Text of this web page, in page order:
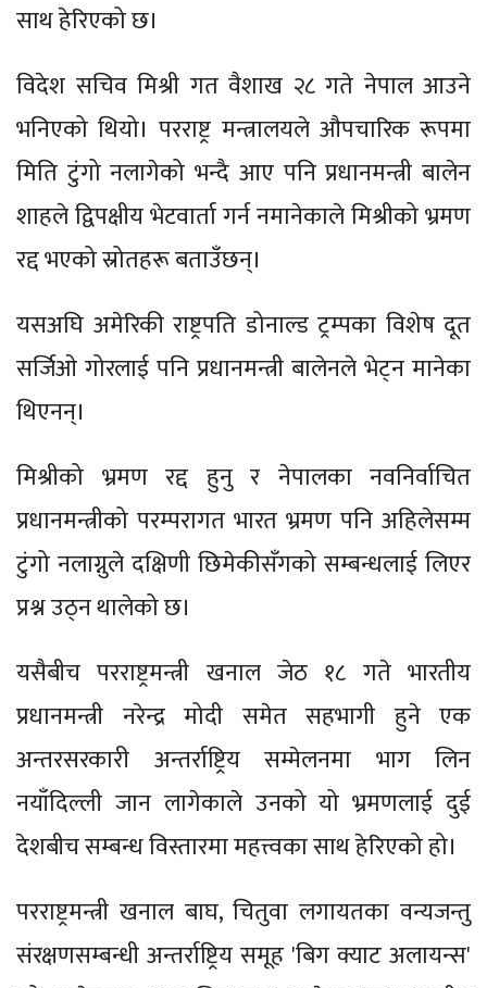
साथ हेरिएको छ।
विदेश सचिव मिश्री गत वैशाख २८ गते नेपाल आउने
भनिएको थियो। परराष्ट्र मन्त्रालयले औपचारिक रूपमा
मिति टुंगो नलागेको भन्दै आए पनि प्रधानमन्त्री बालेन
शाहले द्विपक्षीय भेटवार्ता गर्न नमानेकाले मिश्रीको भ्रमण
रद्द भएको स्रोतहरू बताउँछन्।
यसअघि अमेरिकी राष्ट्रपति डोनाल्ड ट्रम्पका विशेष दूत
सर्जिओ गोरलाई पनि प्रधानमन्त्री बालेनले भेट्न मानेका
थिएनन्।
मिश्रीको भ्रमण रद्द हुनु र नेपालका नवनिर्वाचित
प्रधानमन्त्रीको परम्परागत भारत भ्रमण पनि अहिलेसम्म
टुंगो नलाग्नुले दक्षिणी छिमेकीसँगको सम्बन्धलाई लिएर
प्रश्न उठ्न थालेको छ।
यसैबीच परराष्ट्रमन्त्री खनाल जेठ १८ गते भारतीय
प्रधानमन्त्री नरेन्द्र मोदी समेत सहभागी हुने एक
अन्तरसरकारी अन्तर्राष्ट्रिय सम्मेलनमा भाग लिन
नयाँदिल्ली जान लागेकाले उनको यो भ्रमणलाई दुई
देशबीच सम्बन्ध विस्तारमा महत्त्वका साथ हेरिएको हो।
परराष्ट्रमन्त्री खनाल बाघ, चितुवा लगायतका वन्यजन्तु
संरक्षणसम्बन्धी अन्तर्राष्ट्रिय समूह 'बिग क्याट अलायन्स'